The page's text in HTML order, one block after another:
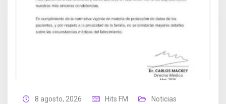
8 agosto, 2026 Hits FM Noticias